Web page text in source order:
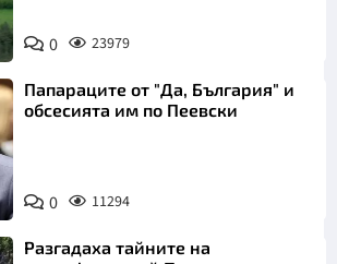
0 23979
Папараците от "Да, България" и
обсесията им по Пеевски
0 11294
Разгадаха тайните на